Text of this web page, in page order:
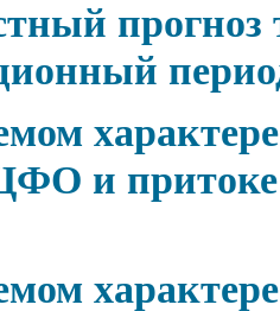
прогноз
характере
и
характере